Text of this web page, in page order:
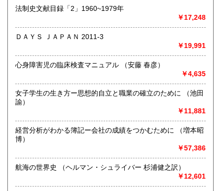
語国文、外国文学、古典籍、近代文献、趣味、外国書、サブ
カルチャー、古書一般（その他）
法制史文献目録「2」1960~1979年
￥17,248
ＤＡＹＳ ＪＡＰＡＮ 2011-3
￥19,991
心身障害児の臨床検査マニュアル （安藤 春彦）
￥4,635
女子学生の生き方ー思想的自立と職業の確立のために （池田
諭）
￥11,881
経営分析がわかる簿記ー会社の成績をつかむために （増本昭
博）
￥57,386
航海の世界史 （ヘルマン・シュライバー 杉浦健之訳）
￥12,601